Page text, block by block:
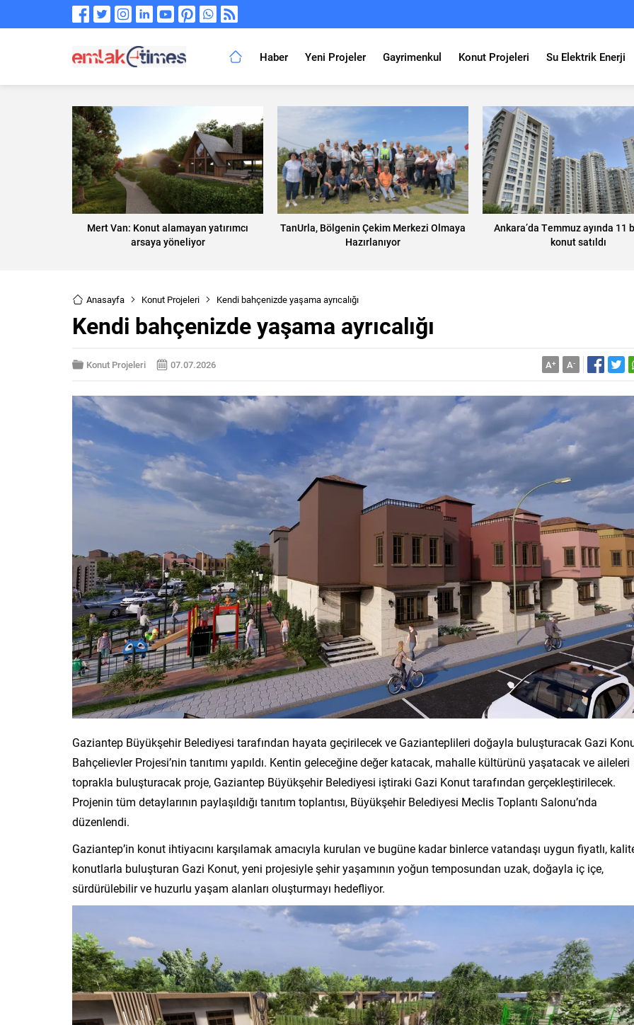
Haber Yeni Projeler Gayrimenkul Konut Projeleri Su Elektrik Enerji
Mert Van: Konut alamayan yatırımcı
arsaya yöneliyor
TanUrla, Bölgenin Çekim Merkezi Olmaya
Hazırlanıyor
Ankara’da Temmuz ayında 11
konut satıldı
Anasayfa Konut Projeleri Kendi bahçenizde yaşama ayrıcalığı
Kendi bahçenizde yaşama ayrıcalığı
Konut Projeleri 07.07.2026 A+ A-
Gaziantep Büyükşehir Belediyesi tarafından hayata geçirilecek ve Gazianteplileri doğayla buluşturacak Gazi
Bahçelievler Projesi’nin tanıtımı yapıldı. Kentin geleceğine değer katacak, mahalle kültürünü yaşatacak ve aileleri
toprakla buluşturacak proje, Gaziantep Büyükşehir Belediyesi iştiraki Gazi Konut tarafından gerçekleştirilecek.
Projenin tüm detaylarının paylaşıldığı tanıtım toplantısı, Büyükşehir Belediyesi Meclis Toplantı Salonu’nda
düzenlendi.
Gaziantep’in konut ihtiyacını karşılamak amacıyla kurulan ve bugüne kadar binlerce vatandaşı uygun fiyatlı,
konutlarla buluşturan Gazi Konut, yeni projesiyle şehir yaşamının yoğun temposundan uzak, doğayla iç içe,
sürdürülebilir ve huzurlu yaşam alanları oluşturmayı hedefliyor.